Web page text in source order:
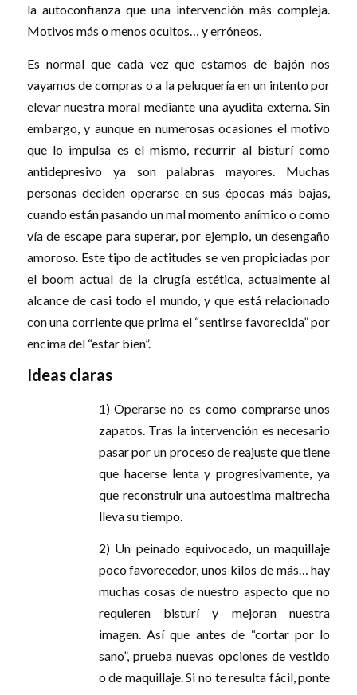
la autoconfianza que una intervención más compleja.
Motivos más o menos ocultos… y erróneos.
Es normal que cada vez que estamos de bajón nos
vayamos de compras o a la peluquería en un intento por
elevar nuestra moral mediante una ayudita externa. Sin
embargo, y aunque en numerosas ocasiones el motivo
que lo impulsa es el mismo, recurrir al bisturí como
antidepresivo ya son palabras mayores. Muchas
personas deciden operarse en sus épocas más bajas,
cuando están pasando un mal momento anímico o como
vía de escape para superar, por ejemplo, un desengaño
amoroso. Este tipo de actitudes se ven propiciadas por
el boom actual de la cirugía estética, actualmente al
alcance de casi todo el mundo, y que está relacionado
con una corriente que prima el “sentirse favorecida” por
encima del “estar bien”.
Ideas claras
1) Operarse no es como comprarse unos
zapatos. Tras la intervención es necesario
pasar por un proceso de reajuste que tiene
que hacerse lenta y progresivamente, ya
que reconstruir una autoestima maltrecha
lleva su tiempo.
2) Un peinado equivocado, un maquillaje
poco favorecedor, unos kilos de más… hay
muchas cosas de nuestro aspecto que no
requieren bisturí y mejoran nuestra
imagen. Así que antes de “cortar por lo
sano”, prueba nuevas opciones de vestido
o de maquillaje. Si no te resulta fácil, ponte